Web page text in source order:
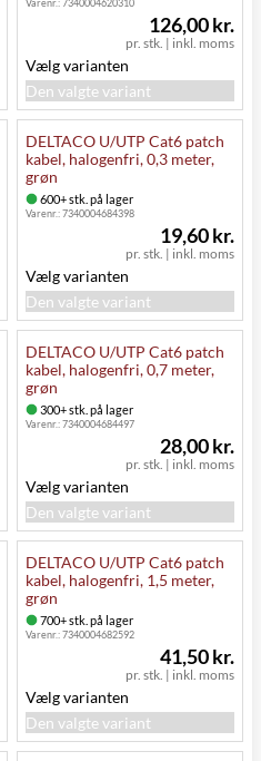
pr. stk. | inkl. moms
126,00 kr.
Vælg varianten
Den valgte variant
DELTACO U/UTP Cat6 patch
kabel, halogenfri, 0,3 meter,
grøn
600+ stk. på lager
Varenr.:7340004684398
pr. stk. | inkl. moms
19,60 kr.
Vælg varianten
Den valgte variant
DELTACO U/UTP Cat6 patch
kabel, halogenfri, 0,7 meter,
grøn
300+ stk. på lager
Varenr.:7340004684497
pr. stk. | inkl. moms
28,00 kr.
Vælg varianten
Den valgte variant
DELTACO U/UTP Cat6 patch
kabel, halogenfri, 1,5 meter,
grøn
700+ stk. på lager
Varenr.:7340004682592
pr. stk. | inkl. moms
41,50 kr.
Vælg varianten
Den valgte variant